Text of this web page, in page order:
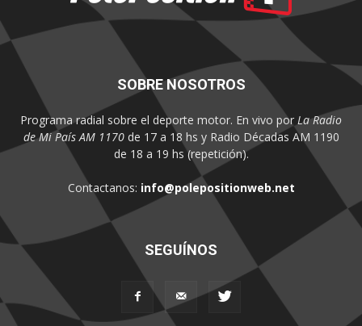
SOBRE NOSOTROS
Programa radial sobre el deporte motor. En vivo por La Radio
de Mi País AM 1170de 17 a 18 hs y Radio Décadas AM 1190
de 18 a 19 hs (repetición).
Contactanos: info@polepositionweb.net
SEGUÍNOS